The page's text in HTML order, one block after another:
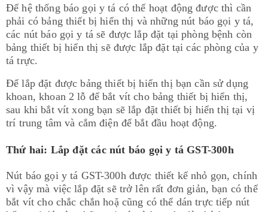
Để hệ thống báo gọi y tá có thể hoạt động được thì cần
phải có bảng thiết bị hiển thị và những nút báo gọi y tá,
các nút báo gọi y tá sẽ được lắp đặt tại phòng bệnh còn
bảng thiết bị hiển thị sẽ được lắp đặt tại các phòng của y
tá trực.
Để lắp đặt được bảng thiết bị hiển thị bạn cần sử dụng
khoan, khoan 2 lỗ để bắt vít cho bảng thiết bị hiển thị,
sau khi bắt vít xong bạn sẽ lắp đặt thiết bị hiển thị tại vị
trí trung tâm và cắm điện để bắt đầu hoạt động.
Thứ hai: Lắp đặt các nút báo gọi y tá GST-300h
Nút báo gọi y tá GST-300h được thiết kế nhỏ gọn, chính
vì vậy mà việc lắp đặt sẽ trở lên rất đơn giản, bạn có thể
bắt vít cho chắc chắn hoặ cũng có thể dán trực tiếp nút